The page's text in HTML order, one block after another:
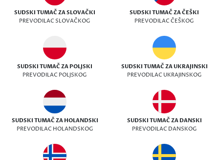
SUDSKI TUMAČ ZA SLOVAČKI
PREVODILAC SLOVAČKOG
SUDSKI TUMAČ ZA ČEŠKI
PREVODILAC ČEŠKOG
SUDSKI TUMAČ ZA POLJSKI
PREVODILAC POLJSKOG
SUDSKI TUMAČ ZA UKRAJINSKI
PREVODILAC UKRAJINSKOG
SUDSKI TUMAČ ZA HOLANDSKI
PREVODILAC HOLANDSKOG
SUDSKI TUMAČ ZA DANSKI
PREVODILAC DANSKOG